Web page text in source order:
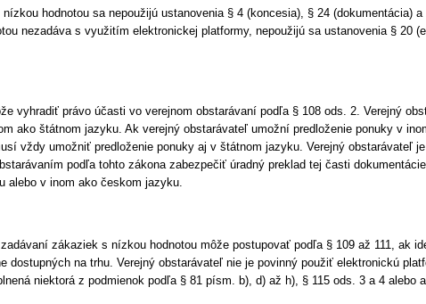
hodnotou sa nepoužijú ustanovenia § 4 (koncesia), § 24 (dokumentácia)
nezadáva s využitím elektronickej platformy, nepoužijú sa ustanovenia § 20
vyhradiť právo účasti vo verejnom obstarávaní podľa § 108 ods. 2. Verejný
ako štátnom jazyku. Ak verejný obstarávateľ umožní predloženie ponuky v
vždy umožniť predloženie ponuky aj v štátnom jazyku. Verejný obstarávateľ
podľa tohto zákona zabezpečiť úradný preklad tej časti
alebo v inom ako českom jazyku.
zákaziek s nízkou hodnotou môže postupovať podľa § 109 až 111, ak
dostupných na trhu. Verejný obstarávateľ nie je povinný použiť elektronickú
niektorá z podmienok podľa § 81 písm. b), d) až h), § 115 ods. 3 a 4 alebo